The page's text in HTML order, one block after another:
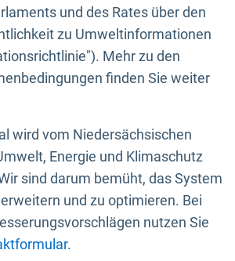
und des Rates über den
zu Umweltinformationen
Mehr zu den
finden Sie weiter
wird vom Niedersächsischen
Energie und Klimaschutz
sind darum bemüht, das System
und zu optimieren. Bei
nutzen Sie
.